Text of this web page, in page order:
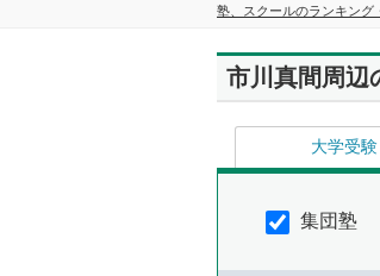
塾、スクールのランキング
市川真間周辺
大学受験
集団塾